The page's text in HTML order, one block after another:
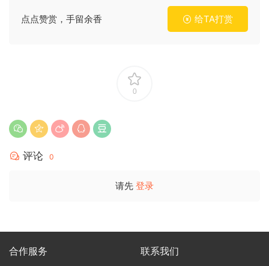
点点赞赏，手留余香 给TA打赏
0
评论 0
请先 登录
合作服务 联系我们